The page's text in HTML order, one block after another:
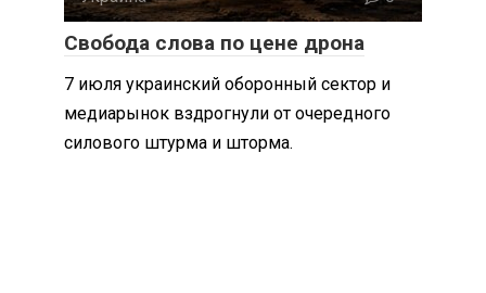
Свобода слова по цене дрона
7 июля украинский оборонный сектор и
медиарынок вздрогнули от очередного
силового штурма и шторма.